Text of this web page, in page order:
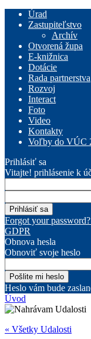
Úrad
Zastupiteľstvo
Archív
Otvorená župa
E-knižnica
Dotácie
Rada partnerstva
Rozvoj
Interact
Foto
Video
Kontakty
Voľby do VÚC
Prihlásiť sa
Vitajte! prihlásenie k
Forgot your
GDPR
Obnova hesla
Obnoviť svoje heslo
Heslo vám bude
Úvod
« Všetky Udalosti